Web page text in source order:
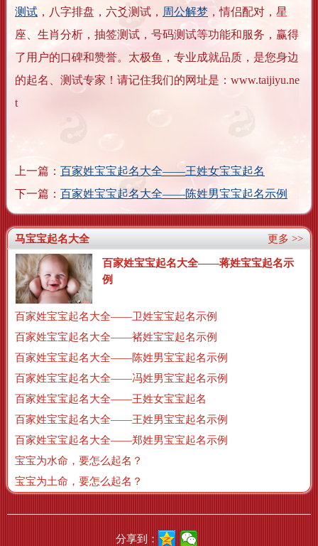
测试 ，八字排盘，六爻测试， 周公解梦 ，情侣配对，星
座、生肖分析，抽签测试，号码测试等功能和服务，赢得
了用户的口碑和赞誉。太极鱼，专业成就品质，是您身边
的起名、测试专家！请记住我们的网址是：www.taijiyu.ne
t
上一篇： 百家姓宝宝起名大全——王姓女宝宝起名
下一篇： 百家姓宝宝起名大全——陈姓男宝宝起名示例
更多 >>
马宝宝起名大全
百家姓宝宝起名大全——蒋姓宝宝起名示
例
百家姓宝宝起名大全——卫姓宝宝起名示例
百家姓宝宝起名大全——褚姓宝宝起名示例
百家姓宝宝起名大全——陈姓男宝宝起名示例
百家姓宝宝起名大全——冯姓男宝宝起名示例
百家姓宝宝起名大全——王姓女宝宝起名
百家姓宝宝起名大全——王姓男宝宝起名示例
百家姓宝宝起名大全——郑姓男宝宝起名示例
宝宝为水命，要怎么起名？
宝宝为土命，要怎么起名？
分享到：